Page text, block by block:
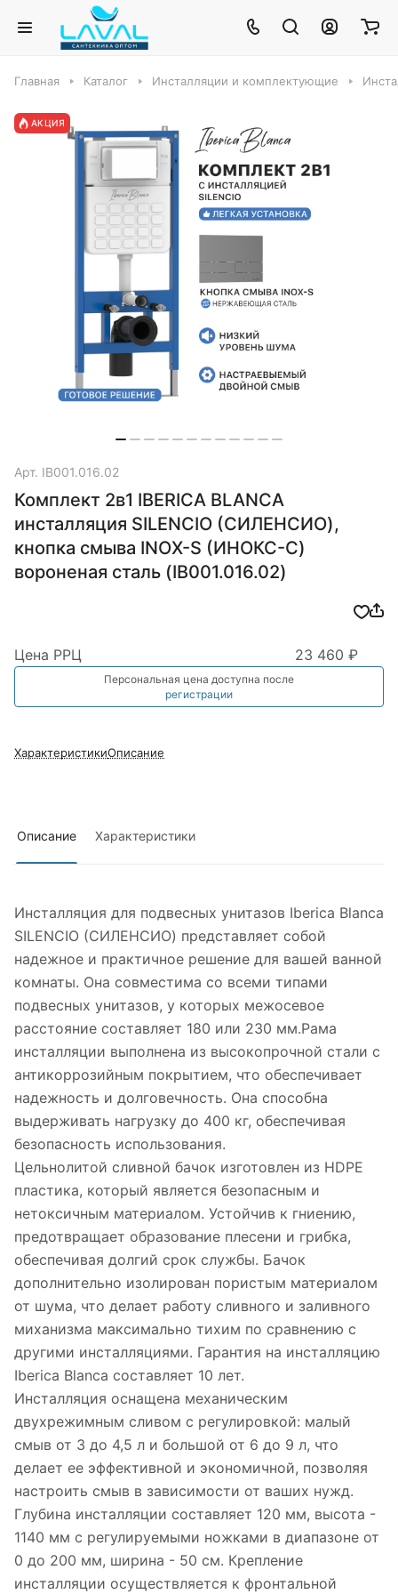
Главная Каталог Инсталляции и комплектующие
АКЦИЯ
Арт. IB001.016.02
Комплект 2в1 IBERICA BLANCA
инсталляция SILENCIO (СИЛЕНСИО),
кнопка смыва INOX-S (ИНОКС-С)
вороненая сталь (IB001.016.02)
Цена РРЦ 23 460 ₽
Персональная цена доступна после
регистрации
ХарактеристикиОписание
Описание Характеристики
Инсталляция для подвесных унитазов Iberica Blanca
SILENCIO (СИЛЕНСИО) представляет собой
надежное и практичное решение для вашей ванной
комнаты. Она совместима со всеми типами
подвесных унитазов, у которых межосевое
расстояние составляет 180 или 230 мм.Рама
инсталляции выполнена из высокопрочной стали с
антикоррозийным покрытием, что обеспечивает
надежность и долговечность. Она способна
выдерживать нагрузку до 400 кг, обеспечивая
безопасность использования.
Цельнолитой сливной бачок изготовлен из HDPE
пластика, который является безопасным и
нетоксичным материалом. Устойчив к гниению,
предотвращает образование плесени и грибка,
обеспечивая долгий срок службы. Бачок
дополнительно изолирован пористым материалом
от шума, что делает работу сливного и заливного
миханизма максимально тихим по сравнению с
другими инсталляциями. Гарантия на инсталляцию
Iberica Blanca составляет 10 лет.
Инсталляция оснащена механическим
двухрежимным сливом с регулировкой: малый
смыв от 3 до 4,5 л и большой от 6 до 9 л, что
делает ее эффективной и экономичной, позволяя
настроить смыв в зависимости от ваших нужд.
Глубина инсталляции составляет 120 мм, высота -
1140 мм с регулируемыми ножками в диапазоне от
0 до 200 мм, ширина - 50 см. Крепление
инсталляции осуществляется к фронтальной